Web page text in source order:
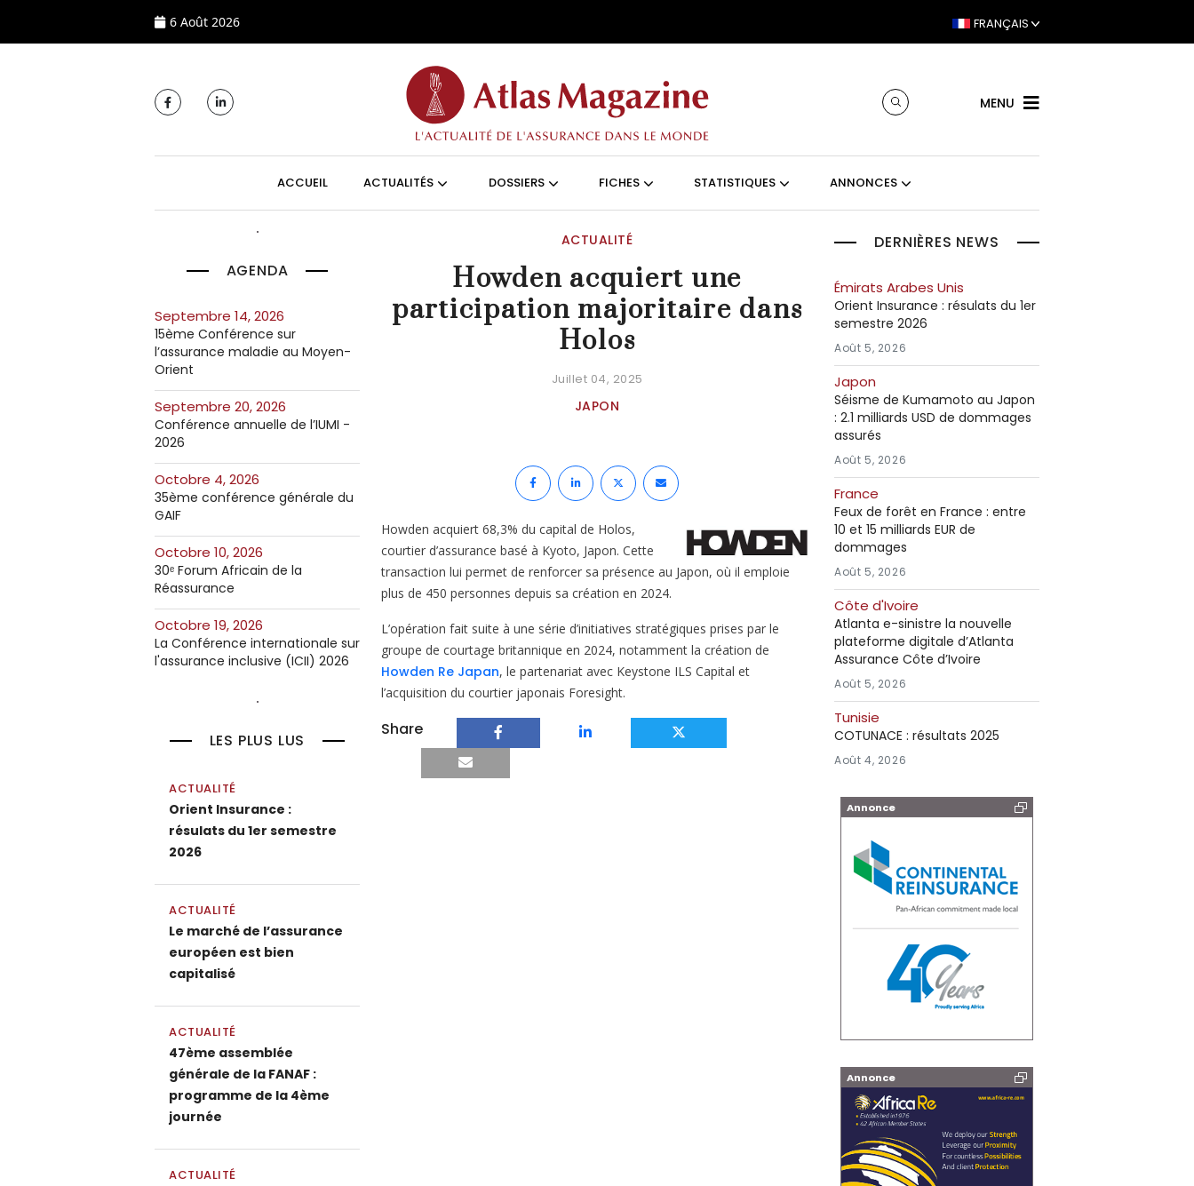
6 Août 2026 FRANÇAIS
MENU
ACCUEIL ACTUALITÉS DOSSIERS FICHES STATISTIQUES ANNONCES
AGENDA
septembre 14, 2026
15ème Conférence sur
l’assurance maladie au Moyen-
Orient
septembre 20, 2026
Conférence annuelle de l’IUMI -
2026
octobre 4, 2026
35ème conférence générale du
GAIF
octobre 10, 2026
30ᵉ Forum Africain de la
Réassurance
octobre 19, 2026
La Conférence internationale sur
l'assurance inclusive (ICII) 2026
LES PLUS LUS
ACTUALITÉ
Orient Insurance :
résulats du 1er semestre
2026
ACTUALITÉ
Le marché de l’assurance
européen est bien
capitalisé
ACTUALITÉ
47ème assemblée
générale de la FANAF :
programme de la 4ème
journée
ACTUALITÉ
ACTUALITÉ
Howden acquiert une
participation majoritaire dans
Holos
Juillet 04, 2025
JAPON
Howden acquiert 68,3% du capital de Holos,
courtier d’assurance basé à Kyoto, Japon. Cette
transaction lui permet de renforcer sa présence au Japon, où il emploie
plus de 450 personnes depuis sa création en 2024.
L’opération fait suite à une série d’initiatives stratégiques prises par le
groupe de courtage britannique en 2024, notamment la création de
Howden Re Japan, le partenariat avec Keystone ILS Capital et
l’acquisition du courtier japonais Foresight.
Share
DERNIÈRES NEWS
Émirats Arabes Unis
Orient Insurance : résulats du 1er
semestre 2026
Août 5, 2026
Japon
Séisme de Kumamoto au Japon
: 2.1 milliards USD de dommages
assurés
Août 5, 2026
France
Feux de forêt en France : entre
10 et 15 milliards EUR de
dommages
Août 5, 2026
Côte d'Ivoire
Atlanta e-sinistre la nouvelle
plateforme digitale d’Atlanta
Assurance Côte d’Ivoire
Août 5, 2026
Tunisie
COTUNACE : résultats 2025
Août 4, 2026
Annonce
Annonce